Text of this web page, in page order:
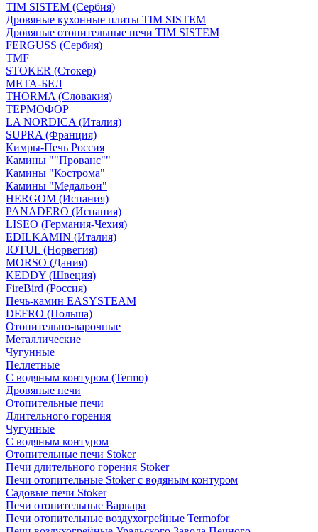
TIM SISTEM (Сербия)
Дровяные кухонные плиты TIM SISTEM
Дровяные отопительные печи TIM SISTEM
FERGUSS (Сербия)
TMF
STOKER (Стокер)
МЕТА-БЕЛ
THORMA (Словакия)
ТЕРМОФОР
LA NORDICA (Италия)
SUPRA (Франция)
Кимры-Печь Россия
Камины ""Прованс""
Камины "Кострома"
Камины "Медальон"
HERGOM (Испания)
PANADERO (Испания)
LISEO (Германия-Чехия)
EDILKAMIN (Италия)
JOTUL (Норвегия)
MORSO (Дания)
KEDDY (Швеция)
FireBird (Россия)
Печь-камин EASYSTEAM
DEFRO (Польша)
Отопительно-варочные
Металлические
Чугунные
Пеллетные
С водяным контуром (Termo)
Дровяные печи
Отопительные печи
Длительного горения
Чугунные
C водяным контуром
Отопительные печи Stoker
Печи длительного горения Stoker
Печи отопительные Stoker с водяным контуром
Садовые печи Stoker
Печи отопительные Варвара
Печи отопительные воздухогрейные Termofor